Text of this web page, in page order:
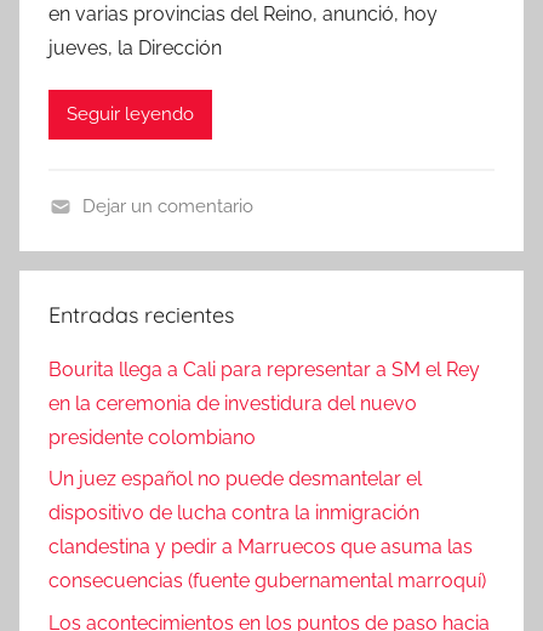
en varias provincias del Reino, anunció, hoy
jueves, la Dirección
Seguir leyendo
o
c
i
Dejar un comentario
Entradas recientes
Bourita llega a Cali para representar a SM el Rey
en la ceremonia de investidura del nuevo
presidente colombiano
Un juez español no puede desmantelar el
dispositivo de lucha contra la inmigración
clandestina y pedir a Marruecos que asuma las
consecuencias (fuente gubernamental marroquí)
Los acontecimientos en los puntos de paso hacia